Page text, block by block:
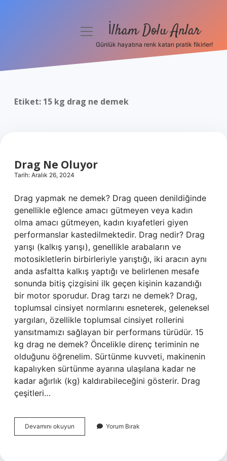
Yasal Uyarı
menüyü İlham Dolu Anlar
Günlük hayatına renk katan pratik fikirler!
Etiket: 15 kg drag ne demek
Drag Ne Oluyor
Tarih: Aralık 26, 2024
Drag yapmak ne demek? Drag queen denildiğinde
genellikle eğlence amacı gütmeyen veya kadın
olma amacı gütmeyen, kadın kıyafetleri giyen
performanslar kastedilmektedir. Drag nedir? Drag
yarışı (kalkış yarışı), genellikle arabaların ve
motosikletlerin birbirleriyle yarıştığı, iki aracın aynı
anda asfaltta kalkış yaptığı ve belirlenen mesafe
sonunda bitiş çizgisini ilk geçen kişinin kazandığı
bir motor sporudur. Drag tarzı ne demek? Drag,
toplumsal cinsiyet normlarını esneterek, geleneksel
yargıları, özellikle toplumsal cinsiyet rollerini
yansıtmamızı sağlayan bir performans türüdür. 15
kg drag ne demek? Öncelikle direnç teriminin ne
olduğunu öğrenelim. Sürtünme kuvveti, makinenin
kapalıyken sürtünme ayarına ulaşılana kadar ne
kadar ağırlık (kg) kaldırabileceğini gösterir. Drag
çeşitleri…
Devamını okuyun
Ne
Yorum Bırak